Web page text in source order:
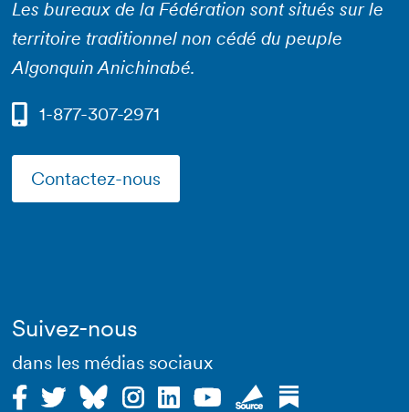
Les bureaux de la Fédération sont situés sur le
territoire traditionnel non cédé du peuple
Algonquin Anichinabé.
1-877-307-2971
Contactez-nous
Suivez-nous
dans les médias sociaux